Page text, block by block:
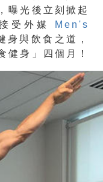
曝光後立刻掀起
受外媒
Men's
身與飲食之道，
健身」四個月！